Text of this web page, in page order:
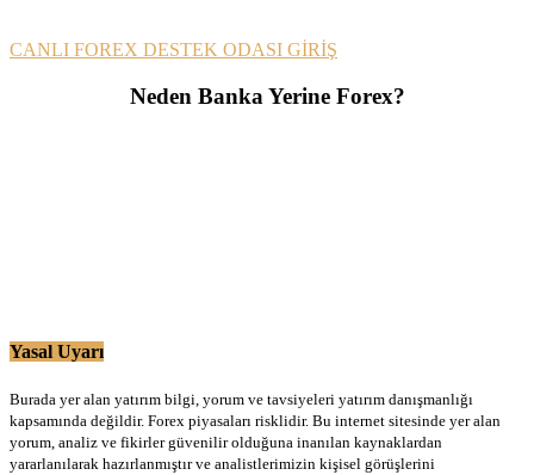
CANLI FOREX DESTEK ODASI GİRİŞ
Neden Banka Yerine Forex?
Yasal Uyarı
Burada yer alan yatırım bilgi, yorum ve tavsiyeleri yatırım danışmanlığı
kapsamında değildir. Forex piyasaları risklidir. Bu internet sitesinde yer alan
yorum, analiz ve fikirler güvenilir olduğuna inanılan kaynaklardan
yararlanılarak hazırlanmıştır ve analistlerimizin kişisel görüşlerini